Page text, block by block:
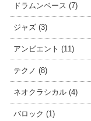
ドラムンベース (7)
ジャズ (3)
アンビエント (11)
テクノ (8)
ネオクラシカル (4)
バロック (1)